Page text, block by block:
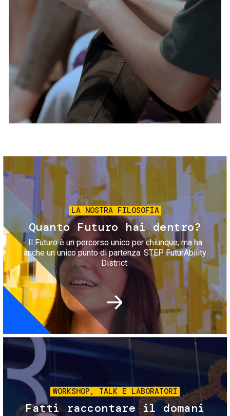
Servizi e accessibilità
Biglietti
Immagine
LA NOSTRA FILOSOFIA
Quanto Futuro hai dentro?
Il Futuro è un percorso unico per chiunque, ma ha
anche un unico punto di partenza: STEP FuturAbility
District.
Immagine
WORKSHOP, TALK E LABORATORI
Fatti raccontare il domani